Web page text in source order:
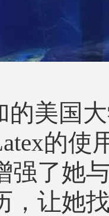
的美国
的使
强了她
，让她